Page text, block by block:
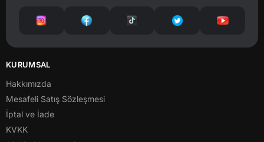
KURUMSAL
Hakkımızda
Mesafeli Satış Sözleşmesi
İptal ve İade
KVKK